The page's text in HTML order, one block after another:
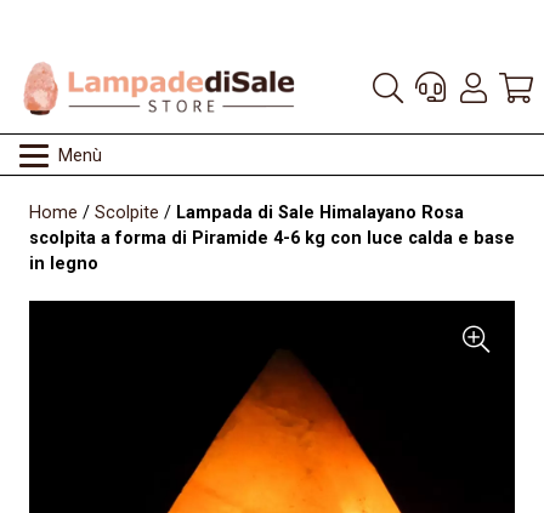
Menù
Home / Scolpite / Lampada di Sale Himalayano Rosa
scolpita a forma di Piramide 4-6 kg con luce calda e base
in legno